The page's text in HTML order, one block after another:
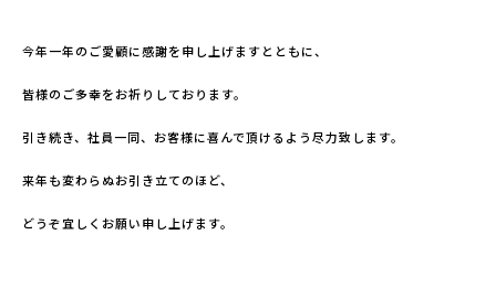
今年一年のご愛顧に感謝を申し上げますとともに、
皆様のご多幸をお祈りしております。
引き続き、社員一同、お客様に喜んで頂けるよう尽力致します。
来年も変わらぬお引き立てのほど、
どうぞ宜しくお願い申し上げます。